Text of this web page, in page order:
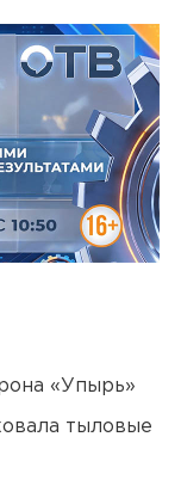
«Упырь»
тыловые